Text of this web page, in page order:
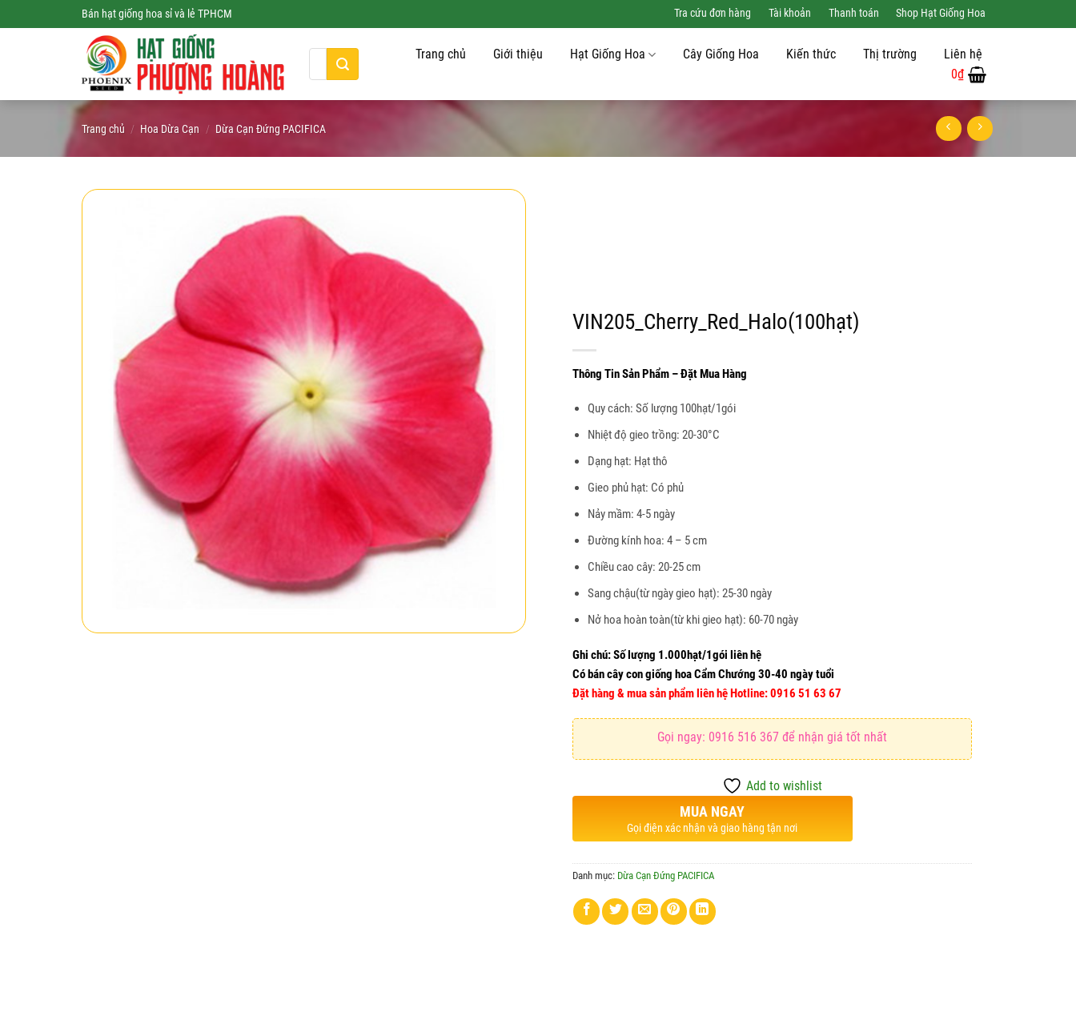
to
Bán hạt giống hoa sỉ và lẻ TPHCM Tra cứu đơn hàng Tài khoản Thanh toán Shop Hạt Giống Hoa
Trang chủ Giới thiệu Hạt Giống Hoa Cây Giống Hoa Kiến thức Thị trường
Liên hệ
0₫
Trang chủ / Hoa Dừa Cạn / Dừa Cạn Đứng PACIFICA
VIN205_Cherry_Red_Halo(100hạt)
Thông Tin Sản Phẩm – Đặt Mua Hàng
Quy cách: Số lượng 100hạt/1gói
Nhiệt độ gieo trồng: 20-30°C
Dạng hạt: Hạt thô
Gieo phủ hạt: Có phủ
Nảy mầm: 4-5 ngày
Đường kính hoa: 4 – 5 cm
Chiều cao cây: 20-25 cm
Sang chậu(từ ngày gieo hạt): 25-30 ngày
Nở hoa hoàn toàn(từ khi gieo hạt): 60-70 ngày
Ghi chú: Số lượng 1.000hạt/1gói liên hệ
Có bán cây con giống hoa Cẩm Chướng 30-40 ngày tuổi
Đặt hàng & mua sản phẩm liên hệ Hotline: 0916 51 63 67
Gọi ngay: 0916 516 367 để nhận giá tốt nhất
Add to wishlist
MUA NGAY
Gọi điện xác nhận và giao hàng tận nơi
Danh mục: Dừa Cạn Đứng PACIFICA